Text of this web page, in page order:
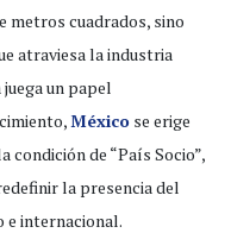
metros cuadrados, sino
atraviesa la industria
un papel
México se erige
de “País Socio”,
la presencia del
e internacional.